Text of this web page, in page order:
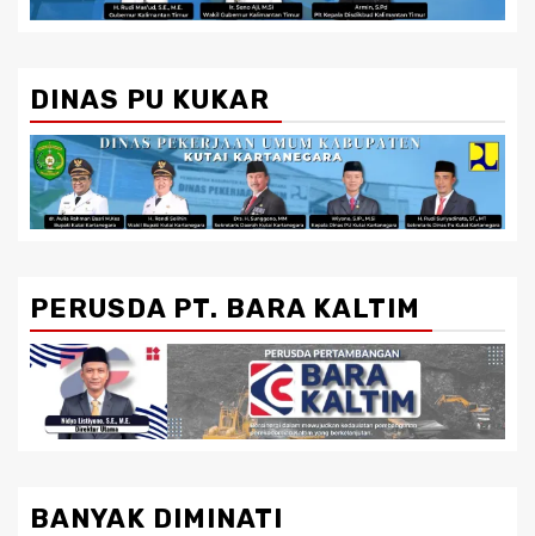
DINAS PU KUKAR
PERUSDA PT. BARA KALTIM
BANYAK DIMINATI